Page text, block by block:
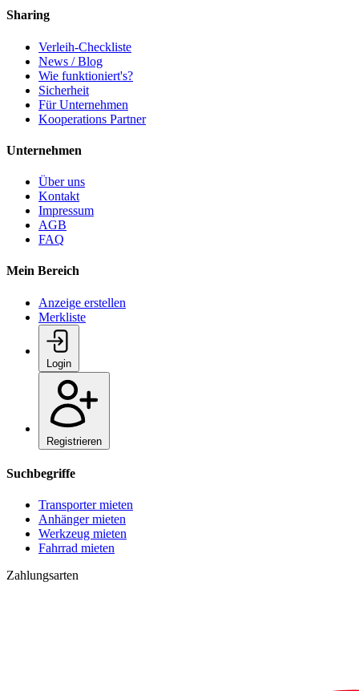
Sharing
Verleih-Checkliste
News / Blog
Wie funktioniert's?
Sicherheit
Für Unternehmen
Kooperations Partner
Unternehmen
Über uns
Kontakt
Impressum
AGB
FAQ
Mein Bereich
Anzeige erstellen
Merkliste
Login
Registrieren
Suchbegriffe
Transporter mieten
Anhänger mieten
Werkzeug mieten
Fahrrad mieten
Zahlungsarten